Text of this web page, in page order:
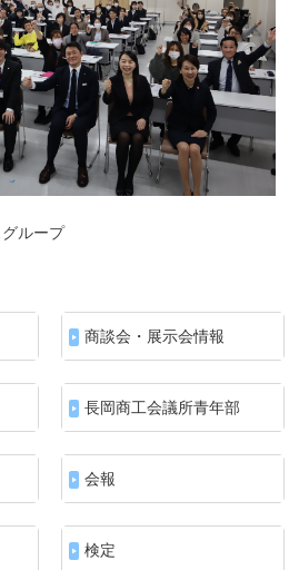
ループ
商談会・展示会情報
長岡商工会議所青年部
会報
検定